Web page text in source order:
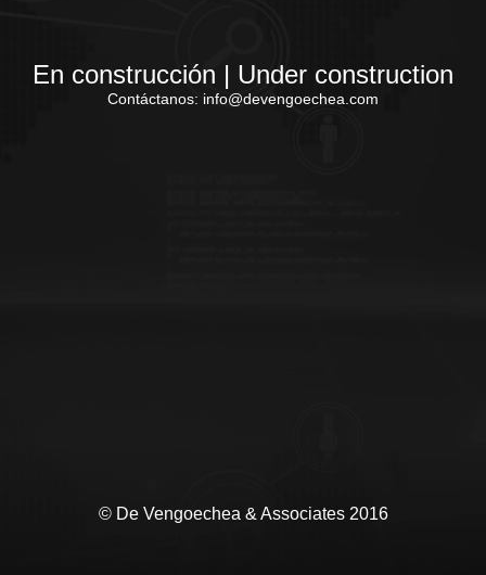
En construcción | Under construction
Contáctanos: info@devengoechea.com
© De Vengoechea & Associates 2016